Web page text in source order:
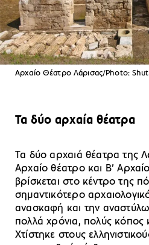
Αρχαίο Θέατρο Λάρισας/Photo:
Τα δύο αρχαία θέατρα
Τα δύο αρχαιά θέατρα της
Αρχαίο θέατρο και Β’
βρίσκεται στο κέντρο της
σημαντικότερο
ανασκαφή και την
πολλά χρόνια, πολύς κόπος
Χτίστηκε στους